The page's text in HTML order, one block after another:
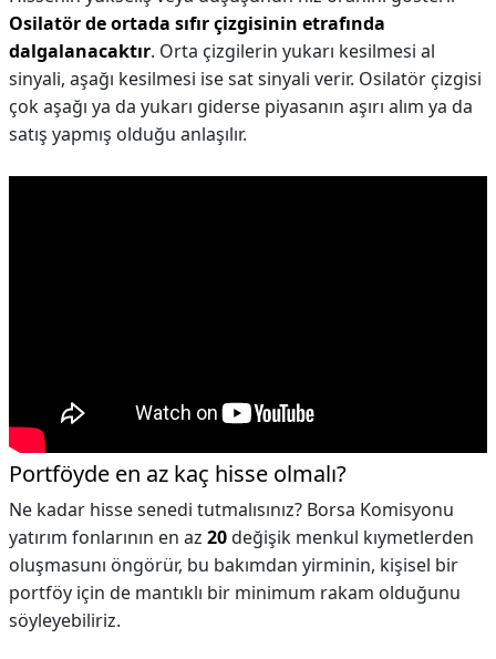
Osilatör de ortada sıfır çizgisinin etrafında
dalgalanacaktır. Orta çizgilerin yukarı kesilmesi al
sinyali, aşağı kesilmesi ise sat sinyali verir. Osilatör çizgisi
çok aşağı ya da yukarı giderse piyasanın aşırı alım ya da
satış yapmış olduğu anlaşılır.
Portföyde en az kaç hisse olmalı?
Ne kadar hisse senedi tutmalısınız? Borsa Komisyonu
yatırım fonlarının en az 20değişik menkul kıymetlerden
oluşmasunı öngörür, bu bakımdan yirminin, kişisel bir
portföy için de mantıklı bir minimum rakam olduğunu
söyleyebiliriz.